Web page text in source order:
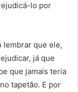
lo por
lembrar que ele,
já que
que jamais teria
tapetão. E por